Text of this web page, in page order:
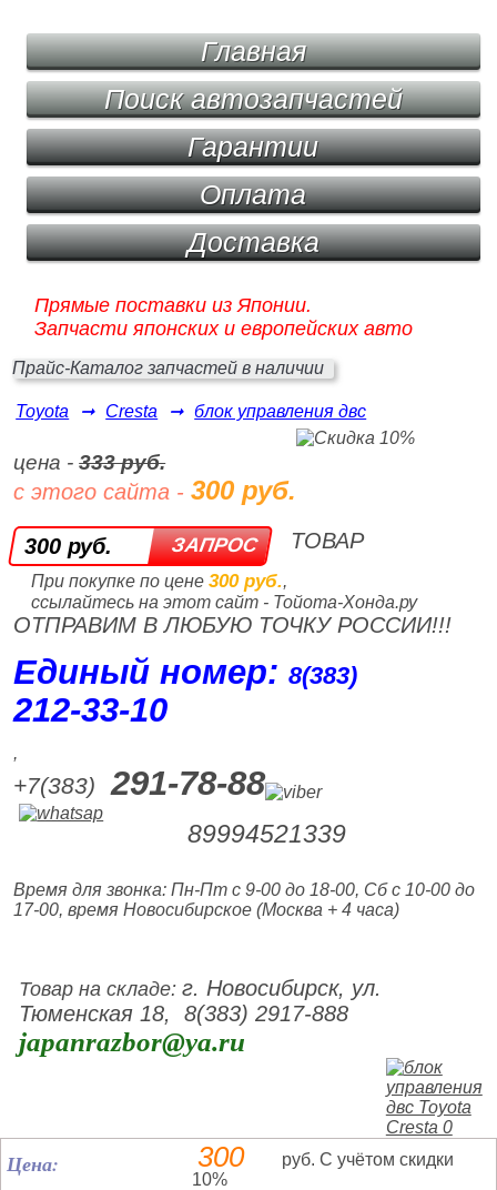
Главная
Поиск автозапчастей
Гарантии
Оплата
Доставка
Прямые поставки из Японии.
Запчасти японских и европейских авто
Прайс-Каталог запчастей в наличии
Toyota ➞ Cresta ➞ блок управления двс
цена -333 руб.
с этого сайта -300 руб.
300 руб.
При покупке по цене 300 руб.,
ссылайтесь на этот сайт - Тойота-Хонда.ру
ТОВАР
ОТПРАВИМ В ЛЮБУЮ ТОЧКУ РОССИИ!!!
Единый номер:8(383)
212‑33‑10
,
+7(383) 291-78-88
89994521339
Время для звонка: Пн-Пт с 9-00 до 18-00, Сб с 10-00 до
17-00, время Новосибирское (Москва + 4 часа)
Товар на складе:г. Новосибирск, ул.
Тюменская 18, 8(383) 2917-888
japanrazbor@ya.ru
Цена: 300
руб. С учётом скидки
10%